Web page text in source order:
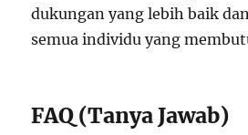
dukungan yang lebih baik
semua individu yang
FAQ (Tanya Jawab)